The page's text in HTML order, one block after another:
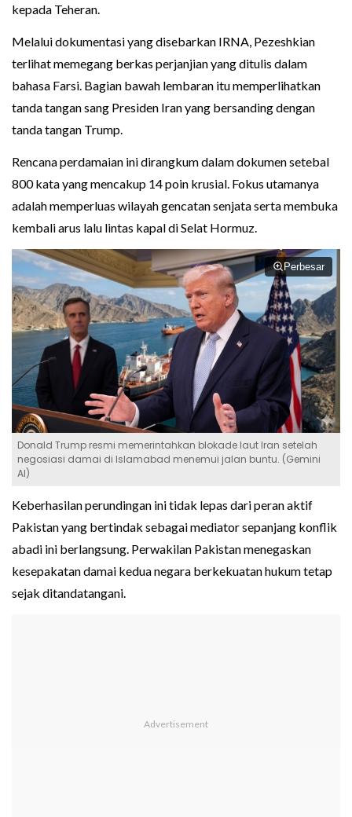
kepada Teheran.
Melalui dokumentasi yang disebarkan IRNA, Pezeshkian
terlihat memegang berkas perjanjian yang ditulis dalam
bahasa Farsi. Bagian bawah lembaran itu memperlihatkan
tanda tangan sang Presiden Iran yang bersanding dengan
tanda tangan Trump.
Rencana perdamaian ini dirangkum dalam dokumen setebal
800 kata yang mencakup 14 poin krusial. Fokus utamanya
adalah memperluas wilayah gencatan senjata serta membuka
kembali arus lalu lintas kapal di Selat Hormuz.
Perbesar
Donald Trump resmi memerintahkan blokade laut Iran setelah
negosiasi damai di Islamabad menemui jalan buntu. (Gemini
AI)
Keberhasilan perundingan ini tidak lepas dari peran aktif
Pakistan yang bertindak sebagai mediator sepanjang konflik
abadi ini berlangsung. Perwakilan Pakistan menegaskan
kesepakatan damai kedua negara berkekuatan hukum tetap
sejak ditandatangani.